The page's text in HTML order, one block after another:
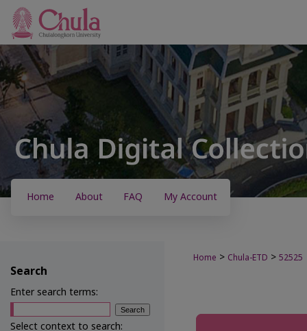
Home About FAQ My Account
Home > Chula-ETD > 52525
Search
Enter search terms:
Select context to search: